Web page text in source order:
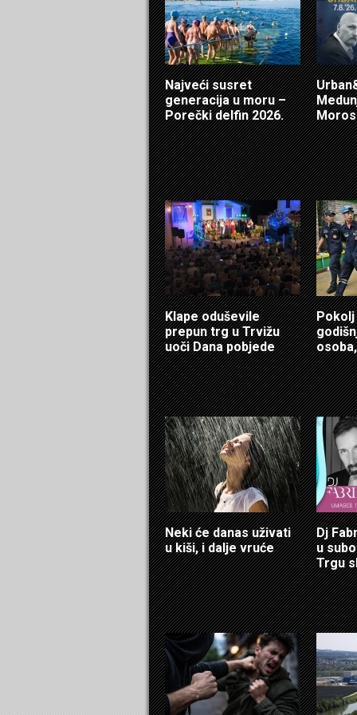
Najveći susret
generacija u moru –
Porečki delfin 2026.
Klape oduševile
prepun trg u Trvižu
uoči Dana pobjede
Pokolj
Neki će danas uživati
u kiši, i dalje vruće
Dj
u
Trgu